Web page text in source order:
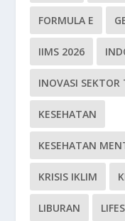
FORMULA E
IIMS 2026
INOVASI SEKTOR
KESEHATAN
KESEHATAN
KRISIS IKLIM
LIBURAN